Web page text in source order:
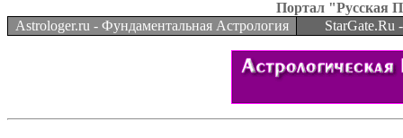
Портал "Русская
Astrologer.ru - Фундаментальная Астрология
StarGate.Ru